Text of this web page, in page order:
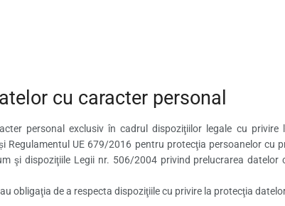
cu caracter personal
personal exclusiv în cadrul dispoziţiilor legale cu
Regulamentul UE 679/2016 pentru protecţia persoanelor cu
şi dispoziţiile Legii nr. 506/2004 privind prelucrarea
obligaţia de a respecta dispoziţiile cu privire la protecţia